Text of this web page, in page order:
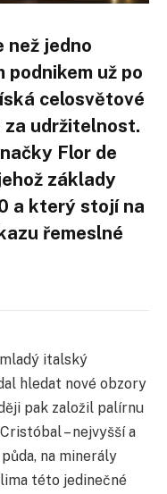
než jedno
už po
celosvětové
udržitelnost.
Flor de
základy
a který stojí na
řemeslné
italský
hledat nové obzory
pak založil palírnu
– nejvyšší a
na minerály
této jedinečné